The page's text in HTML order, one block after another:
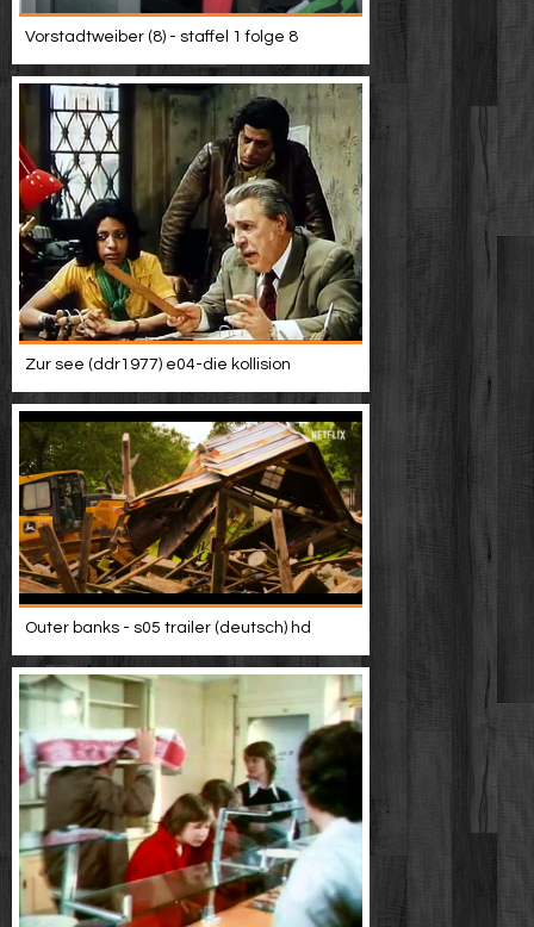
Vorstadtweiber (8) - staffel 1 folge 8
Zur see (ddr1977) e04-die kollision
Outer banks - s05 trailer (deutsch) hd